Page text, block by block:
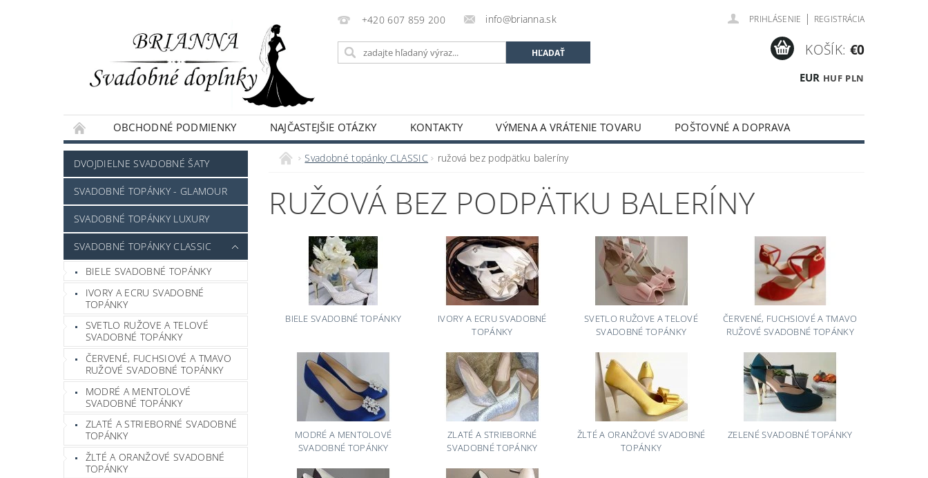
+420 607 859 200 info@brianna.sk PRIHLÁSENIE | REGISTRÁCIA
EUR HUF PLN
KOŠÍK: €0
OBCHODNÉ PODMIENKY NAJČASTEJŠIE OTÁZKY KONTAKTY VÝMENA A VRÁTENIE TOVARU
POŠTOVNÉ A DOPRAVA
NAPÍŠTE NÁM
DVOJDIELNE SVADOBNÉ ŠATY
SVADOBNÉ TOPÁNKY - GLAMOUR
SVADOBNÉ TOPÁNKY LUXURY
SVADOBNÉ TOPÁNKY CLASSIC
BIELE SVADOBNÉ TOPÁNKY
IVORY A ECRU SVADOBNÉ
TOPÁNKY
SVETLO RUŽOVE A TELOVÉ
SVADOBNÉ TOPÁNKY
ČERVENÉ, FUCHSIOVÉ A TMAVO
RUŽOVÉ SVADOBNÉ TOPÁNKY
MODRÉ A MENTOLOVÉ
SVADOBNÉ TOPÁNKY
ZLATÉ A STRIEBORNÉ SVADOBNÉ
TOPÁNKY
ŽLTÉ A ORANŽOVÉ SVADOBNÉ
TOPÁNKY
Svadobné topánky CLASSIC ružová bez podpätku baleríny
RUŽOVÁ BEZ PODPÄTKU BALERÍNY
BIELE SVADOBNÉ TOPÁNKY
IVORY A ECRU SVADOBNÉ
TOPÁNKY
SVETLO RUŽOVE A TELOVÉ
SVADOBNÉ TOPÁNKY
ČERVENÉ, FUCHSIOVÉ A TMAVO
RUŽOVÉ SVADOBNÉ TOPÁNKY
MODRÉ A MENTOLOVÉ
SVADOBNÉ TOPÁNKY
ZLATÉ A STRIEBORNÉ
SVADOBNÉ TOPÁNKY
ŽLTÉ A ORANŽOVÉ SVADOBNÉ
TOPÁNKY
ZELENÉ SVADOBNÉ TOPÁNKY